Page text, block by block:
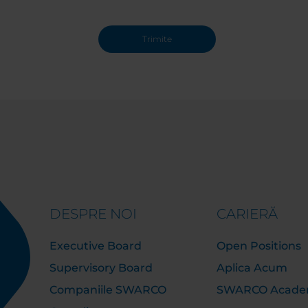
DESPRE NOI
Executive Board
Supervisory Board
Companiile SWARCO
CARIERĂ
Open Positions
Aplica Acum
SWARCO